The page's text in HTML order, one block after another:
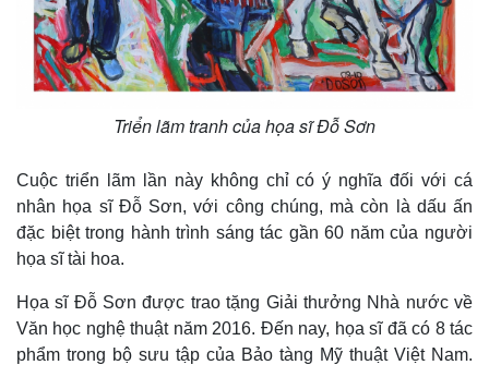
Triển lãm tranh của họa sĩ Đỗ Sơn
Cuộc triển lãm lần này không chỉ có ý nghĩa đối với cá
nhân họa sĩ Đỗ Sơn, với công chúng, mà còn là dấu ấn
đặc biệt trong hành trình sáng tác gần 60 năm của người
họa sĩ tài hoa.
Họa sĩ Đỗ Sơn được trao tặng Giải thưởng Nhà nước về
Văn học nghệ thuật năm 2016. Đến nay, họa sĩ đã có 8 tác
phẩm trong bộ sưu tập của Bảo tàng Mỹ thuật Việt Nam.